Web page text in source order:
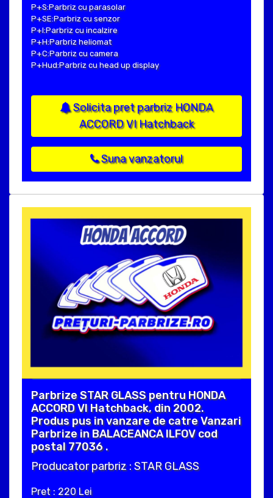
P+S:Parbriz cu parasolar
P+SE:Parbriz cu senzor
P+I:Parbriz cu incalzire
P+H:Parbriz heliomat
P+C:Parbriz cu camera
P+Hud:Parbriz cu head up display
Solicita pret parbriz HONDA
ACCORD VI Hatchback
Suna vanzatorul
Parbrize STAR GLASS pentru HONDA
ACCORD VI Hatchback, din 2002.
Produs pus in vanzare de catre Vanzari
Parbrize in BALACEANCA ILFOV cod
postal 77036 .
Producator parbriz : STAR GLASS
Pret : 220 Lei